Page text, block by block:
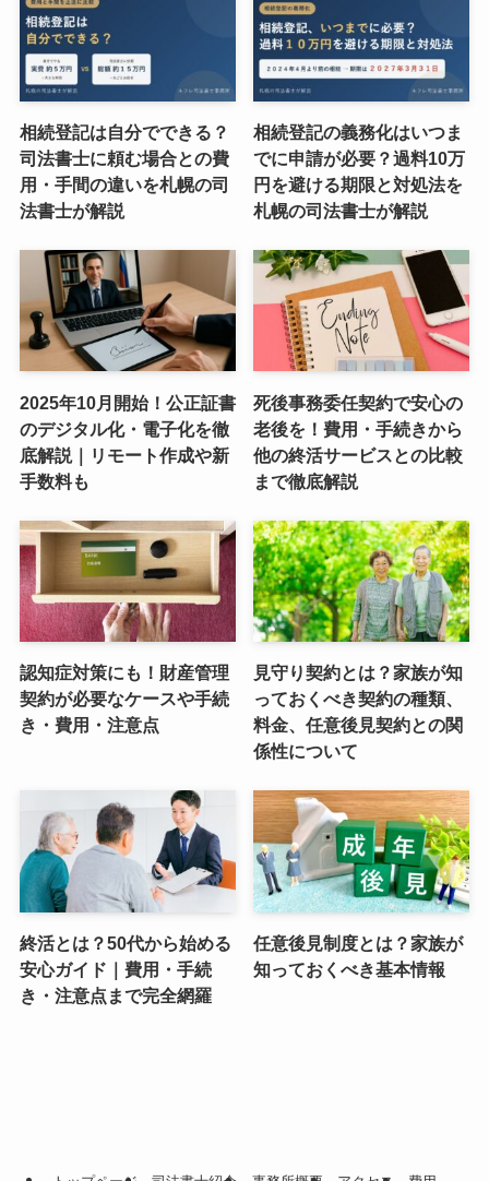
相続登記は自分でできる？
司法書士に頼む場合との費
用・手間の違いを札幌の司
法書士が解説
相続登記の義務化はいつま
でに申請が必要？過料10万
円を避ける期限と対処法を
札幌の司法書士が解説
2025年10月開始！公正証書
のデジタル化・電子化を徹
底解説｜リモート作成や新
手数料も
死後事務委任契約で安心の
老後を！費用・手続きから
他の終活サービスとの比較
まで徹底解説
認知症対策にも！財産管理
契約が必要なケースや手続
き・費用・注意点
見守り契約とは？家族が知
っておくべき契約の種類、
料金、任意後見契約との関
係性について
終活とは？50代から始める
安心ガイド｜費用・手続
き・注意点まで完全網羅
任意後見制度とは？家族が
知っておくべき基本情報